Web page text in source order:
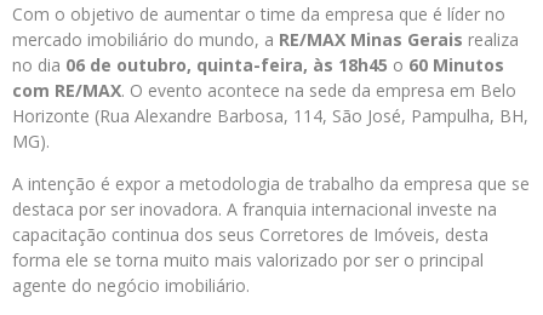
Com o objetivo de aumentar o time da empresa que é líder no
mercado imobiliário do mundo, a RE/MAX Minas Gerais realiza
no dia 06 de outubro, quinta-feira, às 18h45 o 60 Minutos
com RE/MAX. O evento acontece na sede da empresa em Belo
Horizonte (Rua Alexandre Barbosa, 114, São José, Pampulha, BH,
MG).
A intenção é expor a metodologia de trabalho da empresa que se
destaca por ser inovadora. A franquia internacional investe na
capacitação continua dos seus Corretores de Imóveis, desta
forma ele se torna muito mais valorizado por ser o principal
agente do negócio imobiliário.